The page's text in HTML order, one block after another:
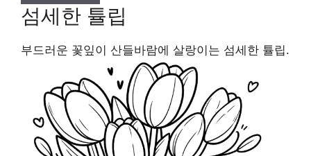
섬세한 튤립
부드러운 꽃잎이 산들바람에 살랑이는 섬세한 튤립.